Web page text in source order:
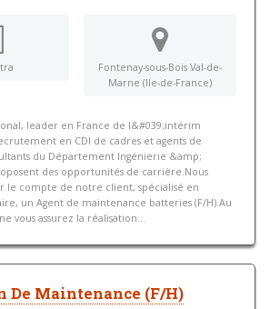
Fontenay-sous-Bois Val-de-
Marne (Ile-de-France)
leader en France de l&#039;intérim
en CDI de cadres et agents de
du Département Ingénierie &amp;
des opportunités de carrière.Nous
le compte de notre client, spécialisé en
un Agent de maintenance batteries (F/H).Au
vous assurez la réalisation...
De Maintenance (F/H)